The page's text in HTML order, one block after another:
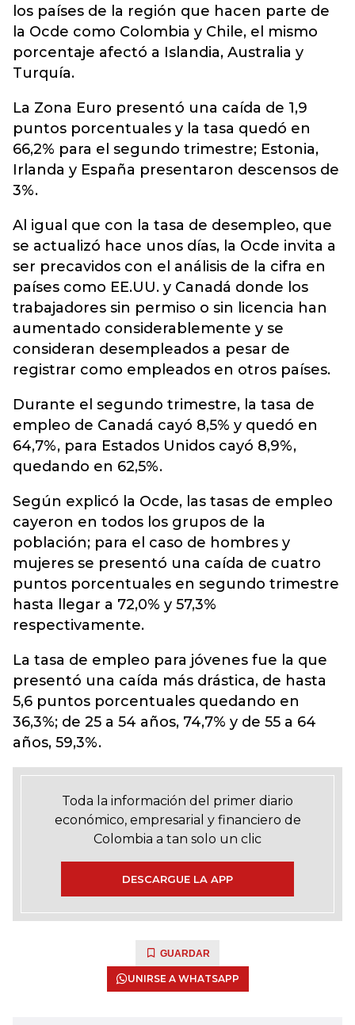
los países de la región que hacen parte de
la Ocde como Colombia y Chile, el mismo
porcentaje afectó a Islandia, Australia y
Turquía.
La Zona Euro presentó una caída de 1,9
puntos porcentuales y la tasa quedó en
66,2% para el segundo trimestre; Estonia,
Irlanda y España presentaron descensos de
3%.
Al igual que con la tasa de desempleo, que
se actualizó hace unos días, la Ocde invita a
ser precavidos con el análisis de la cifra en
países como EE.UU. y Canadá donde los
trabajadores sin permiso o sin licencia han
aumentado considerablemente y se
consideran desempleados a pesar de
registrar como empleados en otros países.
Durante el segundo trimestre, la tasa de
empleo de Canadá cayó 8,5% y quedó en
64,7%, para Estados Unidos cayó 8,9%,
quedando en 62,5%.
Según explicó la Ocde, las tasas de empleo
cayeron en todos los grupos de la
población; para el caso de hombres y
mujeres se presentó una caída de cuatro
puntos porcentuales en segundo trimestre
hasta llegar a 72,0% y 57,3%
respectivamente.
La tasa de empleo para jóvenes fue la que
presentó una caída más drástica, de hasta
5,6 puntos porcentuales quedando en
36,3%; de 25 a 54 años, 74,7% y de 55 a 64
años, 59,3%.
Toda la información del primer diario
económico, empresarial y financiero de
Colombia a tan solo un clic
DESCARGUE LA APP
GUARDAR
UNIRSE A WHATSAPP